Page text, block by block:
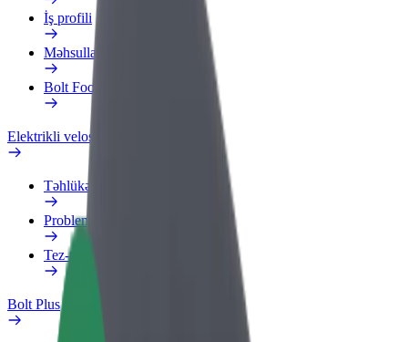
İş profili
Məhsullar
Bolt Food for Business
Elektrikli velosipedlər
Təhlükəsizlik Laboratoriyası
Problemi bildir
Tez-tez verilən suallar
Bolt Plus